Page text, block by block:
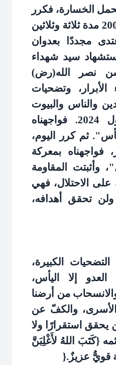
يتحمل الخسارة، فكرر
عدوانه في عام 2006 مدة ثلاثة وثلاثين
مجددًا بعدوان
سيد شهداء
نصر الله(رض)
الأبرار، وتضحيات
والناس والبيوت
والقرى في أيلول 2024. فواجهناه
ثم كرر اليوم،
من 2 آذار، فواجهناه بمعركة
وأثبتت المقاومة
على الاحتلال، فهي
تحقق أهدافه،
الكبيرة،
إلا اليأس،
من أرضنا
الأسرى، والكفّ عن
يحقق استقرارًا ولا
{كَتَبَ اللهُ لأَغْلِبَنَّ
قويٌّ عزيزٌ}.